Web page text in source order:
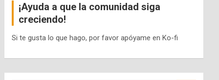
¡Ayuda a que la comunidad siga
creciendo!
Si te gusta lo que hago, por favor apóyame en Ko-fi